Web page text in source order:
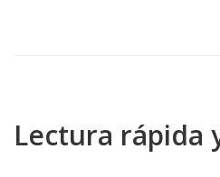
Lectura rápida